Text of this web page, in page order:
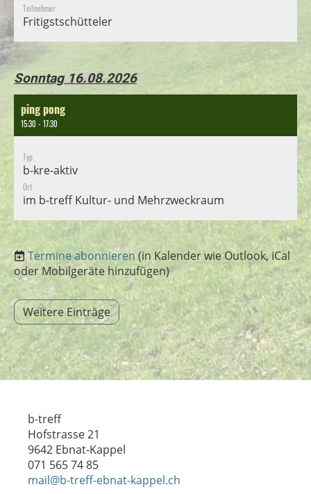
Teilnehmer
Fritigstschütteler
Sonntag 16.08.2026
ping pong
15:30 - 17:30
Typ
b-kre-aktiv
Ort
im b-treff Kultur- und Mehrzweckraum
Termine abonnieren(in Kalender wie Outlook, iCal
oder Mobilgeräte hinzufügen)
Weitere Einträge
b-treff
Hofstrasse 21
9642 Ebnat-Kappel
071 565 74 85
mail@b-treff-ebnat-kappel.ch